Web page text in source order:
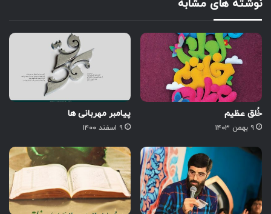
نوشته های مشابه
خُلق عظیم
۹ بهمن ۱۴۰۳
پیامبر مهربانی ها
۹ اسفند ۱۴۰۰